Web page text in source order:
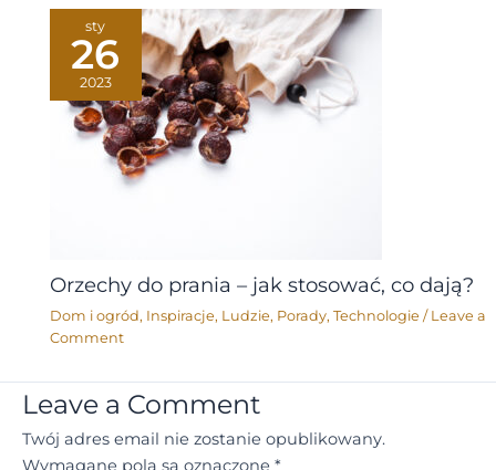
sty
26
2023
Orzechy do prania – jak stosować, co dają?
Dom i ogród, Inspiracje, Ludzie, Porady, Technologie / Leave a
Comment
Leave a Comment
Twój adres email nie zostanie opublikowany.